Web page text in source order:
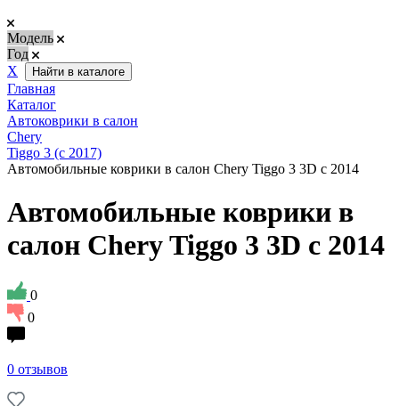
Модель
Год
Х
Найти в каталоге
Главная
Каталог
Автоковрики в салон
Chery
Tiggo 3 (с 2017)
Автомобильные коврики в салон Chery Tiggo 3 3D с 2014
Автомобильные коврики в
салон Chery Tiggo 3 3D с 2014
0
0
0 отзывов